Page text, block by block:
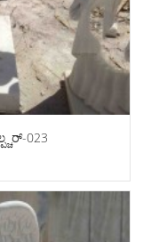
023